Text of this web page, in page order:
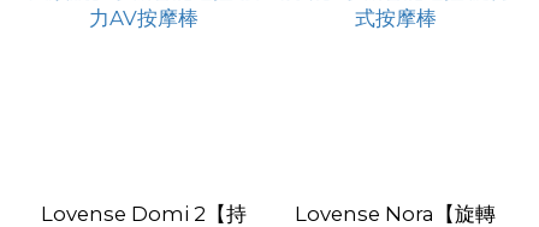
(17)
(13)
Lovense Domi 2【持
Lovense Nora【旋轉